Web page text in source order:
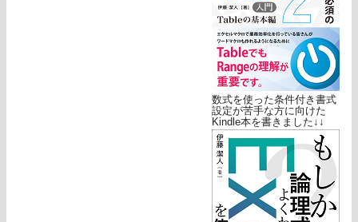
数式を使った条件付き書式
設定が苦手な方に向けた
Kindle本を書きました↓↓